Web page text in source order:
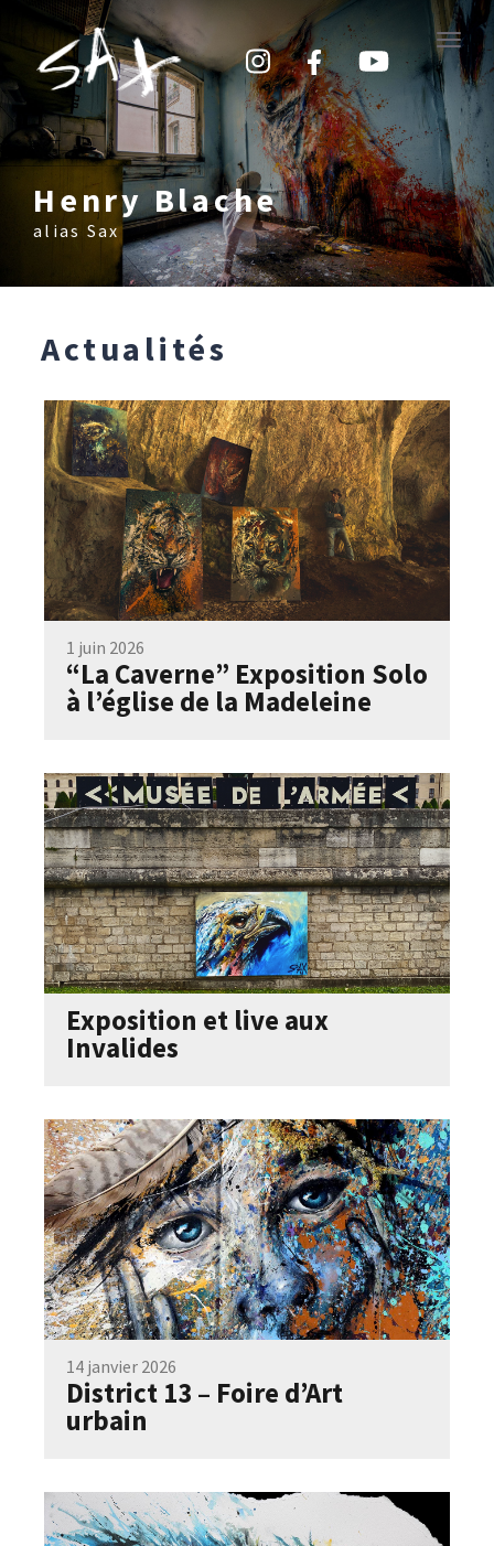
Toggle
Henry Blache
alias Sax
Actualités
1 juin 2026
“La Caverne” Exposition Solo
à l’église de la Madeleine
Exposition et live aux
Invalides
14 janvier 2026
District 13 – Foire d’Art
urbain